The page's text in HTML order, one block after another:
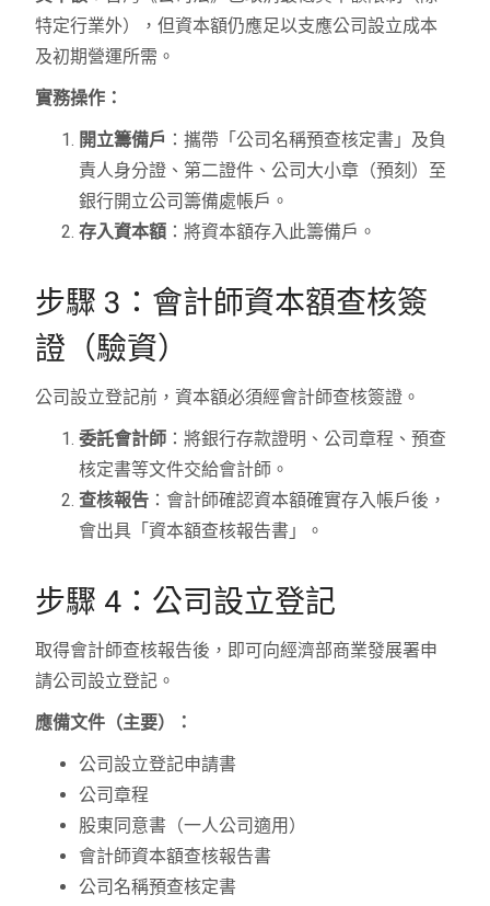
特定行業外），但資本額仍應足以支應公司設立成本
及初期營運所需。
實務操作：
開立籌備戶 ：攜帶「公司名稱預查核定書」及負
責人身分證、第二證件、公司大小章（預刻）至
銀行開立公司籌備處帳戶。
存入資本額 ：將資本額存入此籌備戶。
步驟 3：會計師資本額查核簽
證（驗資）
公司設立登記前，資本額必須經會計師查核簽證。
委託會計師 ：將銀行存款證明、公司章程、預查
核定書等文件交給會計師。
查核報告 ：會計師確認資本額確實存入帳戶後，
會出具「資本額查核報告書」。
步驟 4：公司設立登記
取得會計師查核報告後，即可向經濟部商業發展署申
請公司設立登記。
應備文件（主要）：
公司設立登記申請書
公司章程
股東同意書（一人公司適用）
會計師資本額查核報告書
公司名稱預查核定書